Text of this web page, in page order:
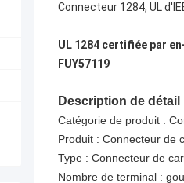
Connecteur 1284, UL
UL 1284 certifiée par
FUY57119
Description de détail
Catégorie de produit :
Produit : Connecteur de
Type : Connecteur de
Nombre de terminal :